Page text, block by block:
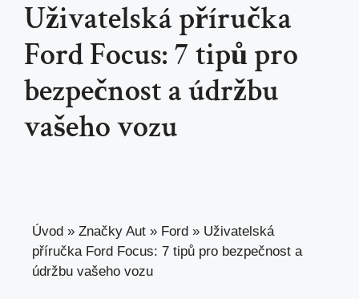
Uživatelská příručka
Ford Focus: 7 tipů pro
bezpečnost a údržbu
vašeho vozu
Úvod » Značky Aut » Ford » Uživatelská
příručka Ford Focus: 7 tipů pro bezpečnost a
údržbu vašeho vozu